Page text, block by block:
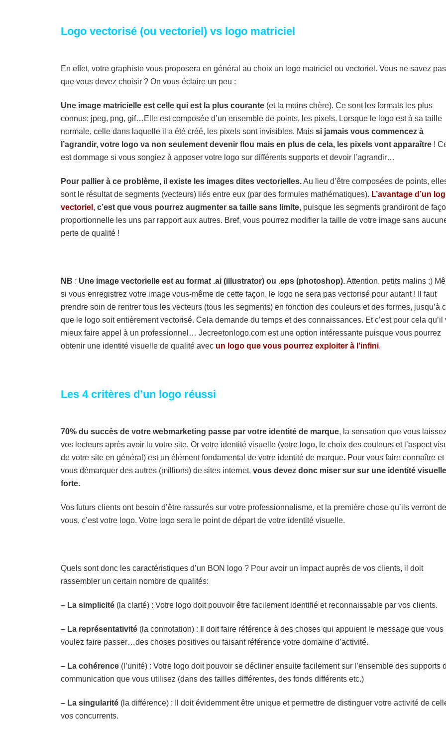
Logo vectorisé (ou vectoriel) vs logo matriciel
En effet, votre graphiste vous proposera en général au choix un logo matriciel ou vectoriel. Vous ne savez
que vous devez choisir ? On vous éclaire un peu :
Une image matricielle est celle qui est la plus courante (et la moins chère). Ce sont les formats les plus
connus: jpeg, png, gif…Elle est composée d’un ensemble de points, les pixels. Lorsque le logo est à sa taille
normale, celle dans laquelle il a été créé, les pixels sont invisibles. Mais si jamais vous commencez à
l’agrandir, votre logo va non seulement devenir flou mais en plus de cela, les pixels vont apparaître !
est dommage si vous songiez à apposer votre logo sur différents supports et devoir l’agrandir…
Pour pallier à ce problème, il existe les images dites vectorielles.Au lieu d’être composées de points,
sont le résultat de segments (vecteurs) liés entre eux (par des formules mathématiques). L’avantage d’un
vectoriel , c’est que vous pourrez augmenter sa taille sans limite, puisque les segments grandiront de
proportionnelle les uns par rapport aux autres. Bref, vous pourrez modifier la taille de votre image sans
perte de qualité !
NB : Une image vectorielle est au format .ai (illustrator) ou .eps (photoshop).Attention, petits malins ;)
si vous enregistrez votre image vous-même de cette façon, le logo ne sera pas vectorisé pour autant ! Il faut
prendre soin de rentrer tous les vecteurs (tous les segments) en fonction des couleurs et des formes, jusqu’à
que le logo soit entièrement vectorisé. Cela demande du temps et des connaissances. Et c’est pour cela qu’il
mieux faire appel à un professionnel… Jecreetonlogo.com est une option intéressante puisque vous pourrez
obtenir une identité visuelle de qualité avec un logo que vous pourrez exploiter à l’infini.
Les 4 critères d’un logo réussi
70% du succès de votre webmarketing passe par votre identité de marque, la sensation que vous
vos lecteurs après avoir lu votre site. Or votre identité visuelle (votre logo, le choix des couleurs et l’aspect
de votre site en général) est un élément fondamental de votre identité de marque. Pour vous faire connaître et
vous démarquer des autres (millions) de sites internet, vous devez donc miser sur sur une identité visuelle
forte.
Vos futurs clients ont besoin d’être rassurés sur votre professionnalisme, et la première chose qu’ils verront de
vous, c’est votre logo. Votre logo sera le point de départ de votre identité visuelle.
Quels sont donc les caractéristiques d’un BON logo ? Pour avoir un impact auprès de vos clients, il doit
rassembler un certain nombre de qualités:
– La simplicité (la clarté) : Votre logo doit pouvoir être facilement identifié et reconnaissable par vos clients.
– La représentativité (la connotation) : Il doit faire référence à des choses qui appuient le message que vous
voulez faire passer…des choses positives ou faisant référence votre domaine d’activité.
– La cohérence (l’unité) : Votre logo doit pouvoir se décliner ensuite facilement sur l’ensemble des supports
communication que vous utilisez (dans des tailles différentes, des fonds différents etc.)
– La singularité (la différence) : Il doit évidemment être unique et permettre de distinguer votre activité de
vos concurrents.